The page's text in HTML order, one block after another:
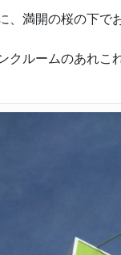
、満開の桜の下で
クルームのあれこ